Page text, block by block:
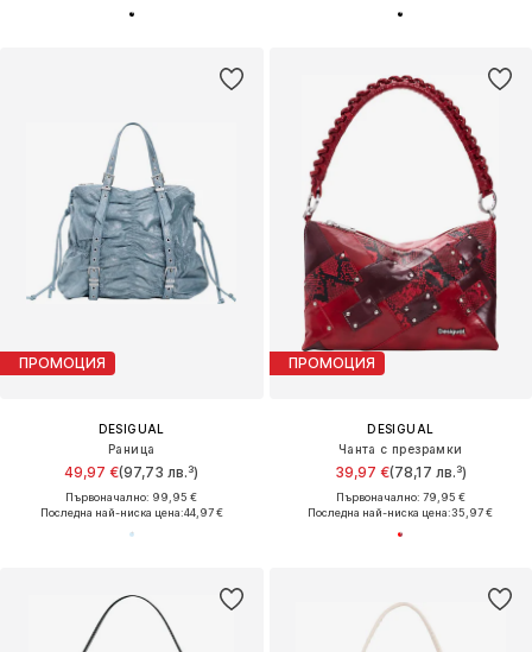
ПРОМОЦИЯ
DESIGUAL
Раница
49,97 €(97,73 лв.³)
Първоначално: 99,95 €
Последна най-ниска цена:44,97 €
ПРОМОЦИЯ
DESIGUAL
Чанта с презрамки
39,97 €(78,17 лв.³)
Първоначално: 79,95 €
Последна най-ниска цена:35,97 €